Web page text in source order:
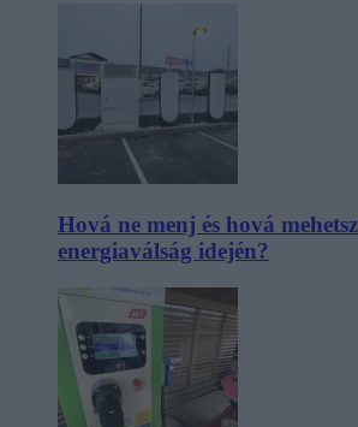
Hová ne menj és hová
energiaválság idején?